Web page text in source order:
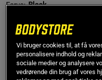
Farve: Black
Vi bruger cookies til, at få
personalisere indhold og
sociale medier og analysere
vedrørende din brug af vores